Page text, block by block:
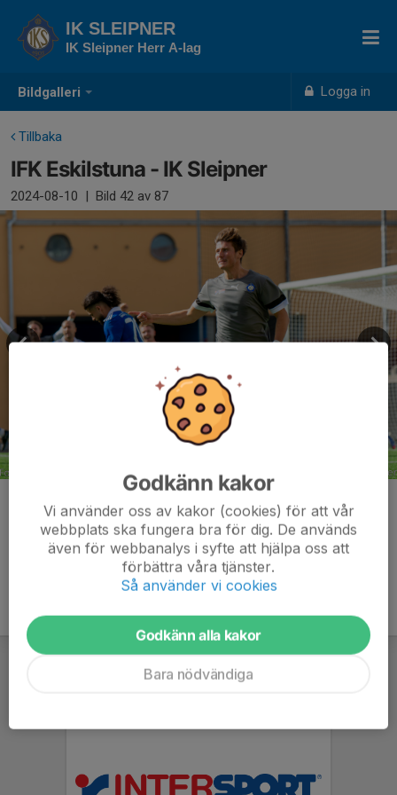
Bildgalleri Logga in
IK SLEIPNER
IK Sleipner Herr A-lag
Tillbaka
IFK Eskilstuna - IK Sleipner
2024-08-10 | Bild 42 av 87
Kommentarer
Godkänn kakor
Vi använder oss av kakor (cookies) för att vår
webbplats ska fungera bra för dig. De används
även för webbanalys i syfte att hjälpa oss att
förbättra våra tjänster.
Så använder vi cookies
Godkänn alla kakor
Bara nödvändiga